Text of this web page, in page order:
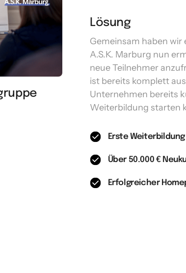
Lösung
Gemeinsam haben wir
A.S.K. Marburg nun
neue Teilnehmer
ist bereits komplett
Unternehmen bereits
Weiterbildung starten
Erste
Über 50.000 €
Erfolgreicher